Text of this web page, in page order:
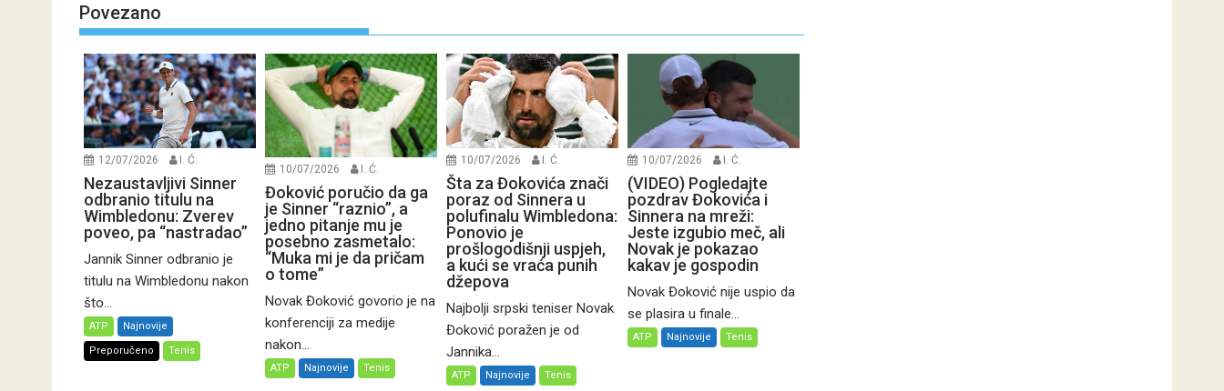
Povezano
12/07/2026 I. Ć.
Nezaustavljivi Sinner
odbranio titulu na
Wimbledonu: Zverev
poveo, pa “nastradao”
Jannik Sinner odbranio je
titulu na Wimbledonu nakon
što...
ATP Najnovije
Preporučeno Tenis
10/07/2026 I. Ć.
Đoković poručio da ga
je Sinner “raznio”, a
jedno pitanje mu je
posebno zasmetalo:
“Muka mi je da pričam
o tome”
Novak Đoković govorio je na
konferenciji za medije
nakon...
ATP Najnovije Tenis
10/07/2026 I. Ć.
Šta za Đokovića znači
poraz od Sinnera u
polufinalu Wimbledona:
Ponovio je
prošlogodišnji uspjeh,
a kući se vraća punih
džepova
Najbolji srpski teniser Novak
Đoković poražen je od
Jannika...
ATP Najnovije Tenis
10/07/2026 I. Ć.
(VIDEO) Pogledajte
pozdrav Đokovića i
Sinnera na mreži:
Jeste izgubio meč, ali
Novak je pokazao
kakav je gospodin
Novak Đoković nije uspio da
se plasira u finale...
ATP Najnovije Tenis